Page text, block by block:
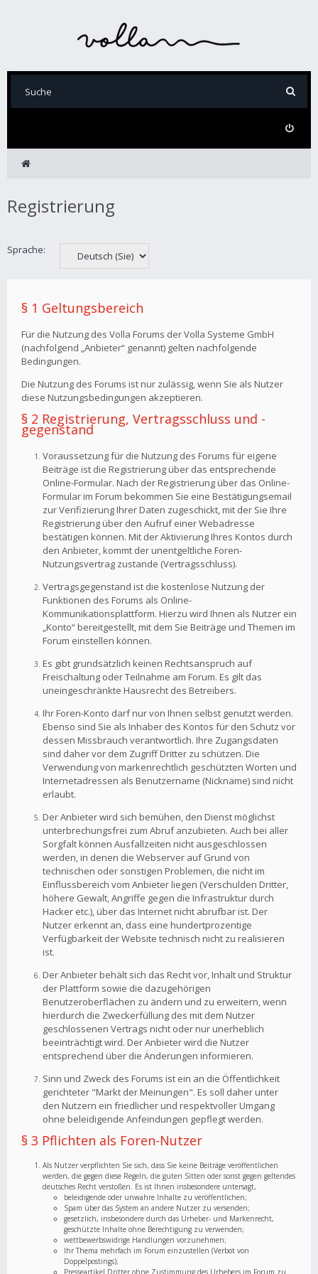
Registrierung
Sprache:
§ 1 Geltungsbereich
Für die Nutzung des Volla Forums der Volla Systeme GmbH
(nachfolgend „Anbieter“ genannt) gelten nachfolgende
Bedingungen.
Die Nutzung des Forums ist nur zulässig, wenn Sie als Nutzer
diese Nutzungsbedingungen akzeptieren.
§ 2 Registrierung, Vertragsschluss und -
gegenstand
Voraussetzung für die Nutzung des Forums für eigene
Beiträge ist die Registrierung über das entsprechende
Online-Formular. Nach der Registrierung über das Online-
Formular im Forum bekommen Sie eine Bestätigungsemail
zur Verifizierung Ihrer Daten zugeschickt, mit der Sie Ihre
Registrierung über den Aufruf einer Webadresse
bestätigen können. Mit der Aktivierung Ihres Kontos durch
den Anbieter, kommt der unentgeltliche Foren-
Nutzungsvertrag zustande (Vertragsschluss).
Vertragsgegenstand ist die kostenlose Nutzung der
Funktionen des Forums als Online-
Kommunikationsplattform. Hierzu wird Ihnen als Nutzer ein
„Konto“ bereitgestellt, mit dem Sie Beiträge und Themen im
Forum einstellen können.
Es gibt grundsätzlich keinen Rechtsanspruch auf
Freischaltung oder Teilnahme am Forum. Es gilt das
uneingeschränkte Hausrecht des Betreibers.
Ihr Foren-Konto darf nur von Ihnen selbst genutzt werden.
Ebenso sind Sie als Inhaber des Kontos für den Schutz vor
dessen Missbrauch verantwortlich. Ihre Zugangsdaten
sind daher vor dem Zugriff Dritter zu schützen. Die
Verwendung von markenrechtlich geschützten Worten und
Internetadressen als Benutzername (Nickname) sind nicht
erlaubt.
Der Anbieter wird sich bemühen, den Dienst möglichst
unterbrechungsfrei zum Abruf anzubieten. Auch bei aller
Sorgfalt können Ausfallzeiten nicht ausgeschlossen
werden, in denen die Webserver auf Grund von
technischen oder sonstigen Problemen, die nicht im
Einflussbereich vom Anbieter liegen (Verschulden Dritter,
höhere Gewalt, Angriffe gegen die Infrastruktur durch
Hacker etc.), über das Internet nicht abrufbar ist. Der
Nutzer erkennt an, dass eine hundertprozentige
Verfügbarkeit der Website technisch nicht zu realisieren
ist.
Der Anbieter behält sich das Recht vor, Inhalt und Struktur
der Plattform sowie die dazugehörigen
Benutzeroberflächen zu ändern und zu erweitern, wenn
hierdurch die Zweckerfüllung des mit dem Nutzer
geschlossenen Vertrags nicht oder nur unerheblich
beeinträchtigt wird. Der Anbieter wird die Nutzer
entsprechend über die Änderungen informieren.
Sinn und Zweck des Forums ist ein an die Öffentlichkeit
gerichteter "Markt der Meinungen". Es soll daher unter
den Nutzern ein friedlicher und respektvoller Umgang
ohne beleidigende Anfeindungen gepflegt werden.
§ 3 Pflichten als Foren-Nutzer
Als Nutzer verpflichten Sie sich, dass Sie keine Beiträge veröffentlichen
werden, die gegen diese Regeln, die guten Sitten oder sonst gegen geltendes
deutsches Recht verstoßen. Es ist Ihnen insbesondere untersagt,
beleidigende oder unwahre Inhalte zu veröffentlichen;
Spam über das System an andere Nutzer zu versenden;
gesetzlich, insbesondere durch das Urheber- und Markenrecht,
geschützte Inhalte ohne Berechtigung zu verwenden;
wettbewerbswidrige Handlungen vorzunehmen;
Ihr Thema mehrfach im Forum einzustellen (Verbot von
Doppelpostings);
Presseartikel Dritter ohne Zustimmung des Urhebers im Forum zu